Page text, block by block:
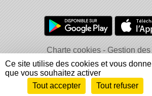
Charte cookies
Gestion
Informations légales
Signaler un
Envie de participer ?
Ce site utilise des cookies et vous
que vous souhaitez activer
Tout accepter
Tout refuser